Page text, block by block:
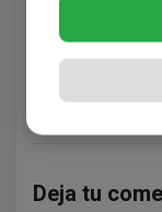
Deja tu